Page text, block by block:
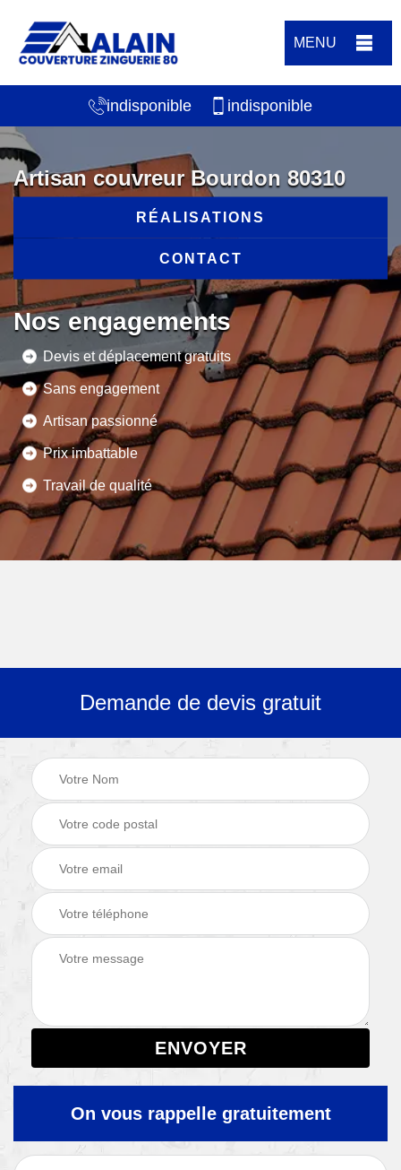
MENU
indisponible indisponible
Artisan couvreur Bourdon 80310
RÉALISATIONS
CONTACT
Nos engagements
Devis et déplacement gratuits
Sans engagement
Artisan passionné
Prix imbattable
Travail de qualité
Demande de devis gratuit
On vous rappelle gratuitement